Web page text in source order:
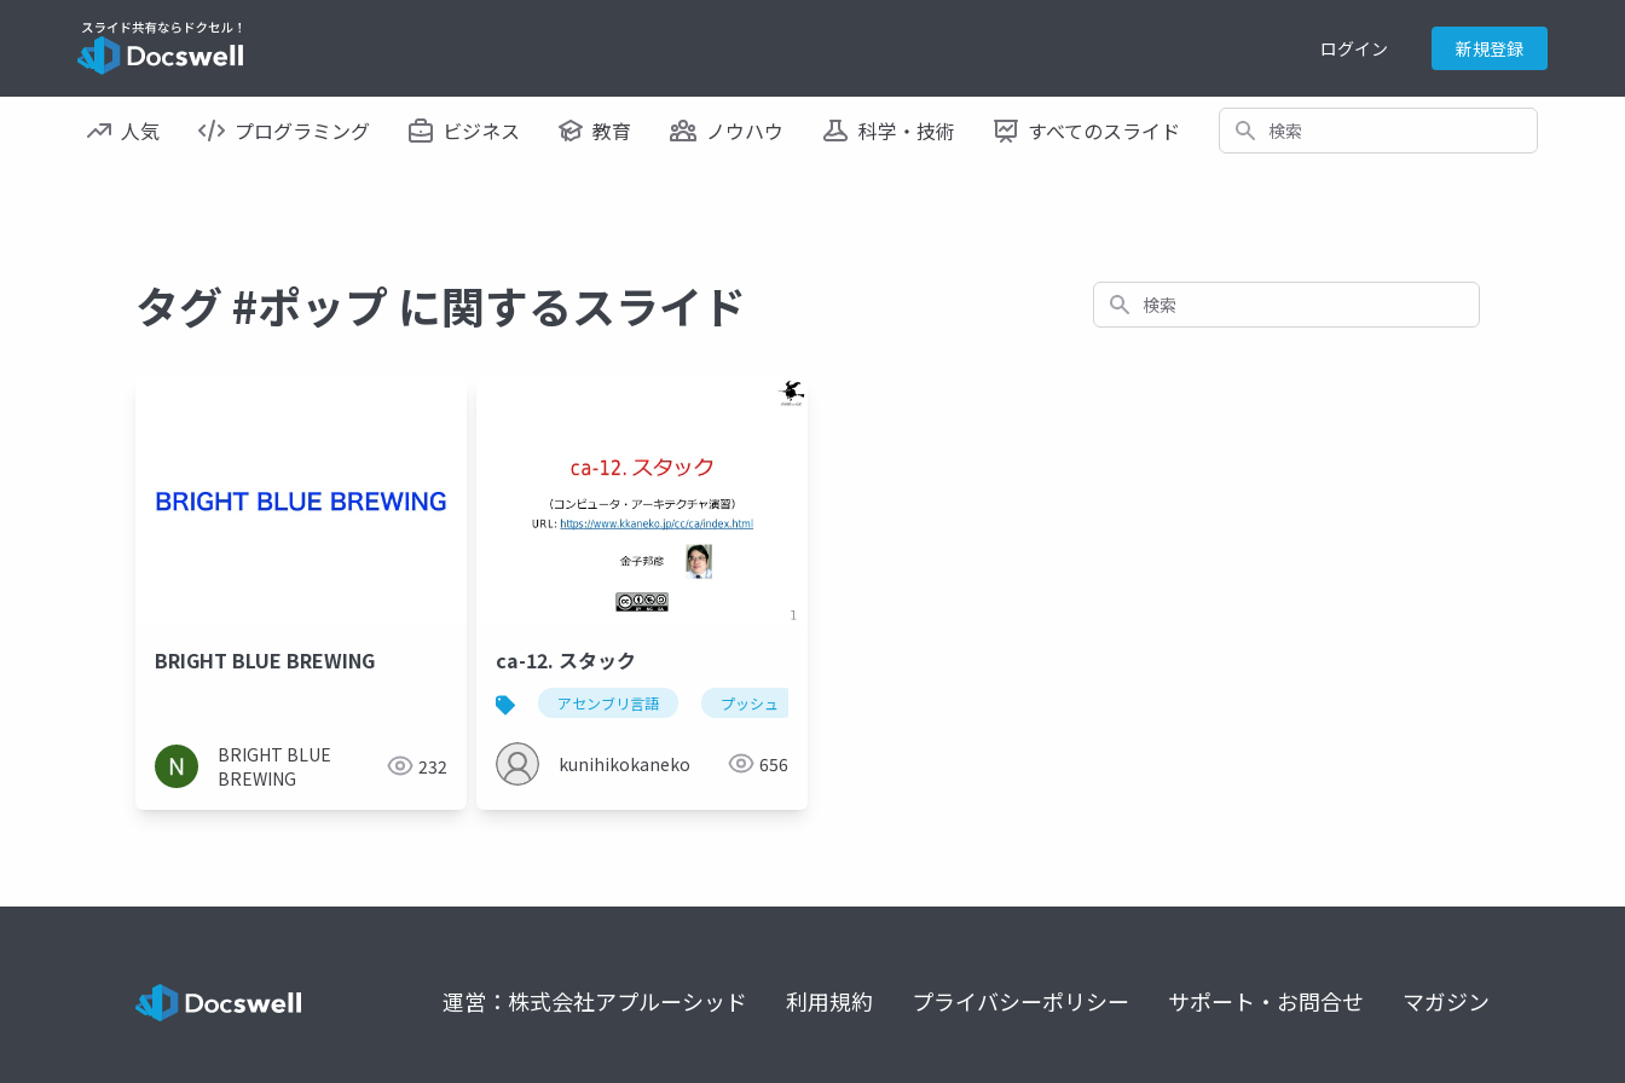
ログイン 新規登録
人気 プログラミング ビジネス 教育 ノウハウ 科学・技術 すべてのスライド 検索
タグ #ポップ に関するスライド 検索
BRIGHT BLUE BREWING
BRIGHT BLUE
BREWING
232
ca-12. スタック
アセンブリ言語 プッシュ
kunihikokaneko 656
運営：株式会社アプルーシッド 利用規約 プライバシーポリシー サポート・お問合せ マガジン